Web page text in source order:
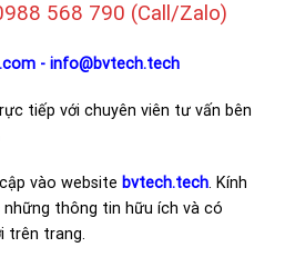
568 790 (Call/Zalo)
- info@bvtech.tech
tiếp với chuyên viên tư vấn bên
vào website bvtech.tech. Kính
thông tin hữu ích và có
trên trang.